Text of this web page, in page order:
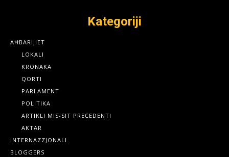
Kategoriji
AĦBARIJIET
LOKALI
KRONAKA
QORTI
PARLAMENT
POLITIKA
ARTIKLI MIS-SIT PREĊEDENTI
AKTAR
INTERNAZZJONALI
BLOGGERS